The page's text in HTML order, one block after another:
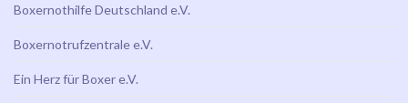
Boxernothilfe Deutschland e.V.
Boxernotrufzentrale e.V.
Ein Herz für Boxer e.V.